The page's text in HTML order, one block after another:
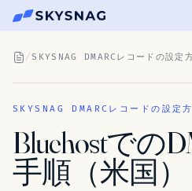
/ SKYSNAG DMARCレコードの設定
SKYSNAG DMARCレコードの設定
Bluehostでの
手順（米国）